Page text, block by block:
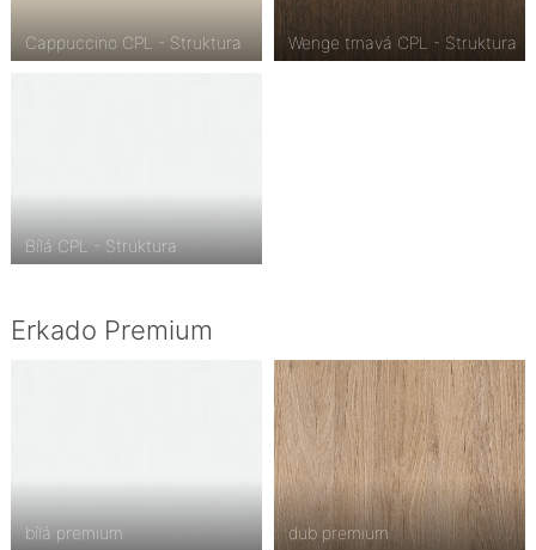
Cappuccino CPL - Struktura Wenge tmavá CPL - Struktura
Bílá CPL - Struktura
Erkado Premium
bílá premium dub premium